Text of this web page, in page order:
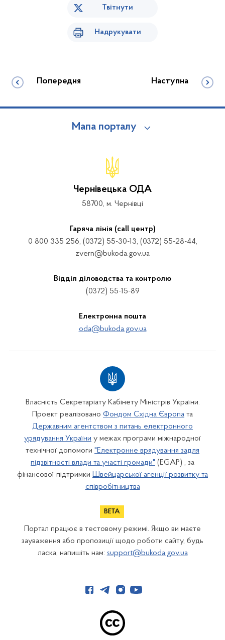
Твітнути
Надрукувати
Попередня Наступна
Мапа порталу
Чернівецька ОДА
58700, м. Чернівці
Гаряча лінія (call центр)
0 800 335 256, (0372) 55-30-13, (0372) 55-28-44,
zvern@bukoda.gov.ua
Відділ діловодства та контролю
(0372) 55-15-89
Електронна пошта
oda@bukoda.gov.ua
Власність Секретаріату Кабінету Міністрів України.
Проект реалізовано Фондом Східна Європа та
Державним агентством з питань електронного
урядування України у межах програми міжнародної
технічної допомоги "Електронне врядування задля
підзвітності влади та участі громади" (EGAP) , за
фінансової підтримки Швейцарської агенції розвитку та
співробітництва
Портал працює в тестовому режимі. Якщо ви маєте
зауваження або пропозиції щодо роботи сайту, будь
ласка, напишіть нам: support@bukoda.gov.ua